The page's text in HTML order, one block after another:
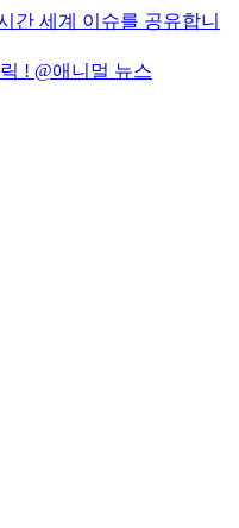
간 세계 이슈를 공유합니
! @애니멀 뉴스